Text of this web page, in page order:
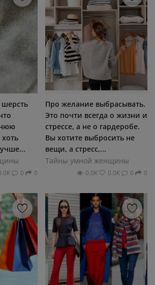
0 0
Про желание выбрасывать.
Это почти всегда о жизни и
стрессе, а не о гардеробе.
Вы хотите выбросить не
вещи, а стресс,...
Тайны умной женщины
0.0К 0.0К 0 0